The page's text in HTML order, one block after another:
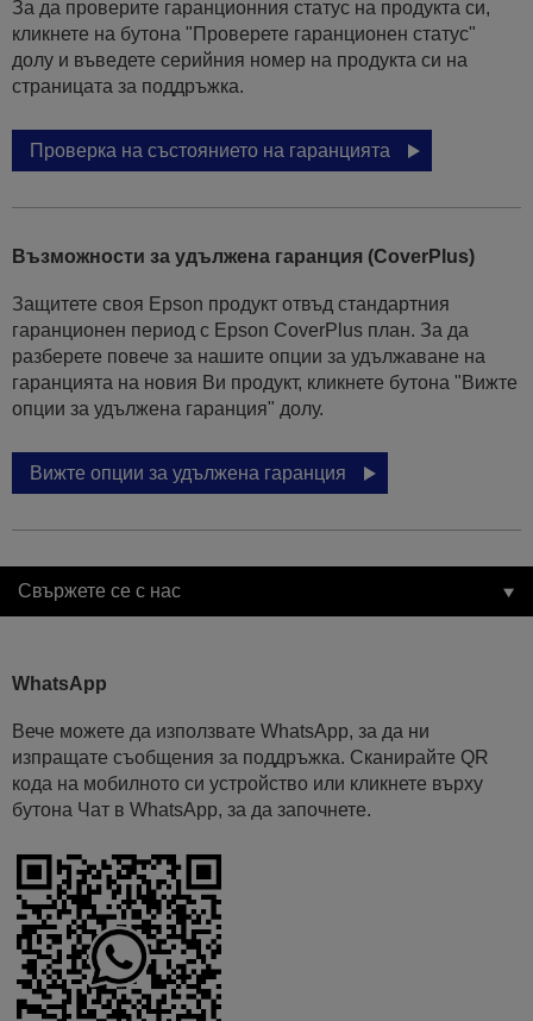
За да проверите гаранционния статус на продукта си,
кликнете на бутона "Проверете гаранционен статус"
долу и въведете серийния номер на продукта си на
страницата за поддръжка.
Проверка на състоянието на гаранцията
Възможности за удължена гаранция (CoverPlus)
Защитете своя Epson продукт отвъд стандартния
гаранционен период с Epson CoverPlus план. За да
разберете повече за нашите опции за удължаване на
гаранцията на новия Ви продукт, кликнете бутона "Вижте
опции за удължена гаранция" долу.
Вижте опции за удължена гаранция
Свържете се с нас
WhatsApp
Вече можете да използвате WhatsApp, за да ни
изпращате съобщения за поддръжка. Сканирайте QR
кода на мобилното си устройство или кликнете върху
бутона Чат в WhatsApp, за да започнете.